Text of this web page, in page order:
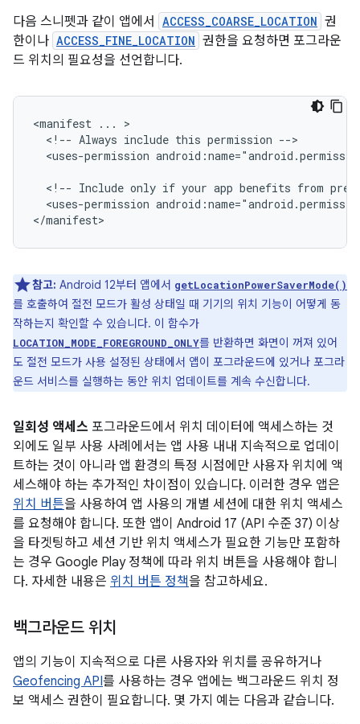
다음 스니펫과 같이 앱에서 ACCESS_COARSE_LOCATION 권
한이나 ACCESS_FINE_LOCATION 권한을 요청하면 포그라운
드 위치의 필요성을 선언합니다.
<manifest ...
<!-- Always include this permission
<uses-permission
<!-- Include only if your app benefits from
<uses-permission
참고: Android 12부터 앱에서 getLocationPowerSaverMode()
를 호출하여 절전 모드가 활성 상태일 때 기기의 위치 기능이 어떻게 동
작하는지 확인할 수 있습니다. 이 함수가
LOCATION_MODE_FOREGROUND_ONLY를 반환하면 화면이 꺼져 있어
도 절전 모드가 사용 설정된 상태에서 앱이 포그라운드에 있거나 포그라
운드 서비스를 실행하는 동안 위치 업데이트를 계속 수신합니다.
일회성 액세스 포그라운드에서 위치 데이터에 액세스하는 것
외에도 일부 사용 사례에서는 앱 사용 내내 지속적으로 업데이
트하는 것이 아니라 앱 환경의 특정 시점에만 사용자 위치에 액
세스해야 하는 추가적인 차이점이 있습니다. 이러한 경우 앱은
위치 버튼을 사용하여 앱 사용의 개별 세션에 대한 위치 액세스
를 요청해야 합니다. 또한 앱이 Android 17 (API 수준 37) 이상
을 타겟팅하고 세션 기반 위치 액세스가 필요한 기능만 포함하
는 경우 Google Play 정책에 따라 위치 버튼을 사용해야 합니
다. 자세한 내용은 위치 버튼 정책을 참고하세요.
백그라운드 위치
앱의 기능이 지속적으로 다른 사용자와 위치를 공유하거나
Geofencing API를 사용하는 경우 앱에는 백그라운드 위치 정
보 액세스 권한이 필요합니다. 몇 가지 예는 다음과 같습니다.